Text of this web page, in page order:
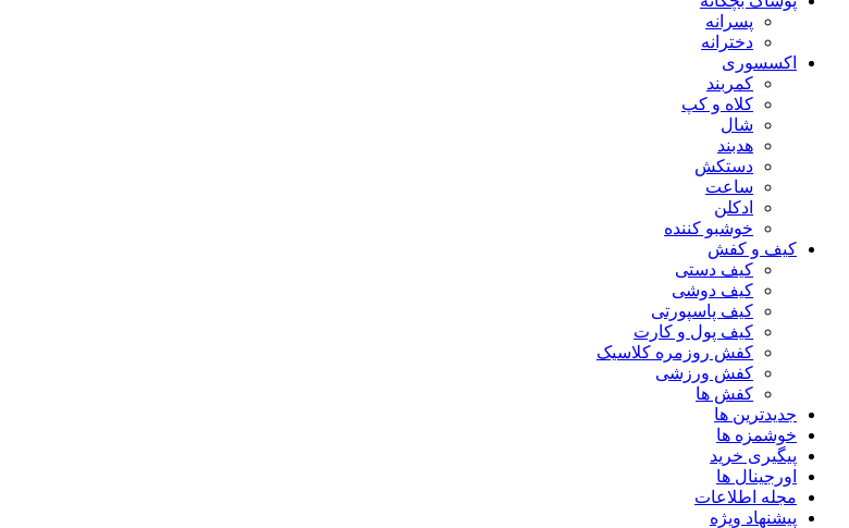
پسرانه
دخترانه
اکسسوری
کمربند
کلاه و کپ
شال
هدبند
دستکش
ساعت
ادکلن
خوشبو کننده
کیف و کفش
کیف دستی
کیف دوشی
کیف پاسپورتی
کیف پول و کارت
کفش روزمره کلاسیک
کفش ورزشی
کفش ها
جدیدترین ها
خوشمزه ها
پیگیری خرید
اورجینال ها
مجله اطلاعات
پیشنهاد ویژه